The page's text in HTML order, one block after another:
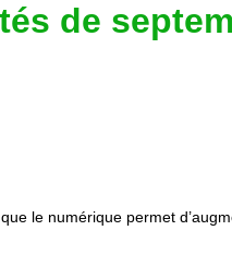
de
le numérique permet